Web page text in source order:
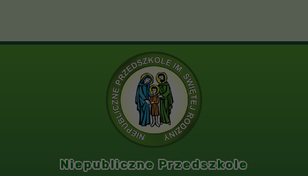
Niepubliczne Przedszkole